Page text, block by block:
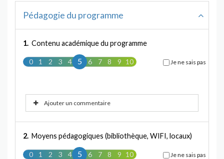
Pédagogie du programme
1. Contenu académique du programme
5
0 1 2 3 4 5 6 7 8 9 10 Je ne sais pas
Ajouter un commentaire
2. Moyens pédagogiques (bibliothèque, WIFI, locaux)
5
0 1 2 3 4 5 6 7 8 9 10 Je ne sais pas